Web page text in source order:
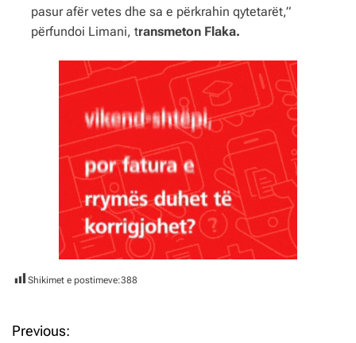
pasur afër vetes dhe sa e përkrahin qytetarët,”
përfundoi Limani, transmeton Flaka.
Shikimet e postimeve:388
L
Previous: